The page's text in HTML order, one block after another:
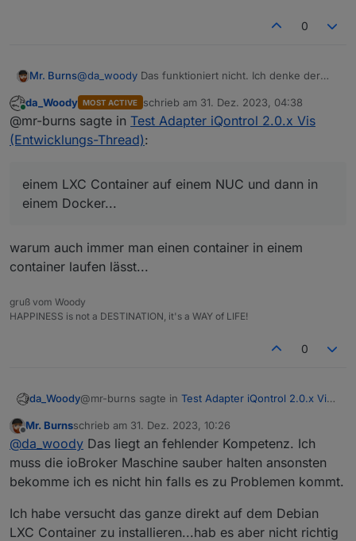
0
Mr. Burns@da_woody Das funktioniert nicht. Ich denke der
unterschiedlichen Servern zu tun.
Mein RTSPtoWeb Server läuft auch auf einem LXC
Container auf einem NUC und dann in einem
Docker...
Online
da_Woody MOST ACTIVE schrieb am 31. Dez. 2023, 04:38
zuletzt editiert von
@mr-burns sagte in Test Adapter iQontrol 2.0.x Vis
(Entwicklungs-Thread):
einem LXC Container auf einem NUC und dann in
einem Docker...
warum auch immer man einen container in einem
container laufen lässt...
gruß vom Woody
HAPPINESS is not a DESTINATION, it's a WAY of LIFE!
0
da_Woody@mr-burns sagte in Test Adapter iQontrol 2.0.x Vis
einem LXC Container auf einem NUC und
dann in einem Docker...
warum auch immer man einen container in einem
container laufen lässt...
Offline
Mr. Burnsschrieb am 31. Dez. 2023, 10:26
zuletzt editiert von
@da_woody Das liegt an fehlender Kompetenz. Ich
muss die ioBroker Maschine sauber halten ansonsten
bekomme ich es nicht hin falls es zu Problemen kommt.
Ich habe versucht das ganze direkt auf dem Debian
LXC Container zu installieren...hab es aber nicht richtig